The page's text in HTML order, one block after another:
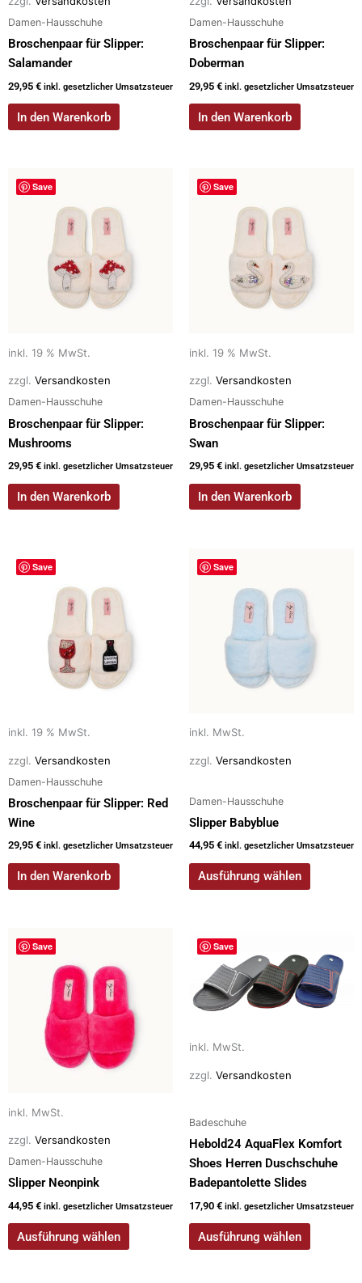
Damen-Hausschuhe
Broschenpaar für Slipper:
Salamander
29,95 € inkl. gesetzlicher Umsatzsteuer
In den Warenkorb
Damen-Hausschuhe
Broschenpaar für Slipper:
Doberman
29,95 € inkl. gesetzlicher Umsatzsteuer
In den Warenkorb
Save
inkl. 19 % MwSt.
zzgl. Versandkosten
Damen-Hausschuhe
Broschenpaar für Slipper:
Mushrooms
29,95 € inkl. gesetzlicher Umsatzsteuer
In den Warenkorb
Save
inkl. 19 % MwSt.
zzgl. Versandkosten
Damen-Hausschuhe
Broschenpaar für Slipper:
Swan
29,95 € inkl. gesetzlicher Umsatzsteuer
In den Warenkorb
Save
inkl. 19 % MwSt.
zzgl. Versandkosten
Damen-Hausschuhe
Broschenpaar für Slipper: Red
Wine
29,95 € inkl. gesetzlicher Umsatzsteuer
In den Warenkorb
Save
inkl. MwSt.
zzgl. Versandkosten
Damen-Hausschuhe
Slipper Babyblue
44,95 € inkl. gesetzlicher Umsatzsteuer
Ausführung wählen
Dieses
Produkt
Varianten
auf
Produktseite
werden
Save
inkl. MwSt.
zzgl. Versandkosten
Damen-Hausschuhe
Slipper Neonpink
44,95 € inkl. gesetzlicher Umsatzsteuer
Ausführung wählen
Dieses
Produkt
mehrere
Varianten
auf
Produktseite
gewählt
werden
Save
inkl. MwSt.
zzgl. Versandkosten
Badeschuhe
Hebold24 AquaFlex Komfort
Shoes Herren Duschschuhe
Badepantolette Slides
17,90 € inkl. gesetzlicher Umsatzsteuer
Ausführung wählen
Dieses
Produkt
weist
mehrere
Varianten
Die
Optionen
der
Produktseite
gewählt
werden